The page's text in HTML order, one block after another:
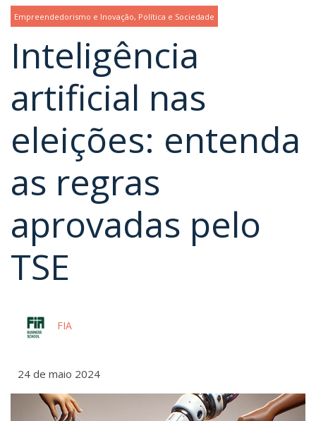
Empreendedorismo e Inovação, Política e Sociedade
Inteligência
artificial nas
eleições: entenda
as regras
aprovadas pelo
TSE
FIA
24 de maio 2024